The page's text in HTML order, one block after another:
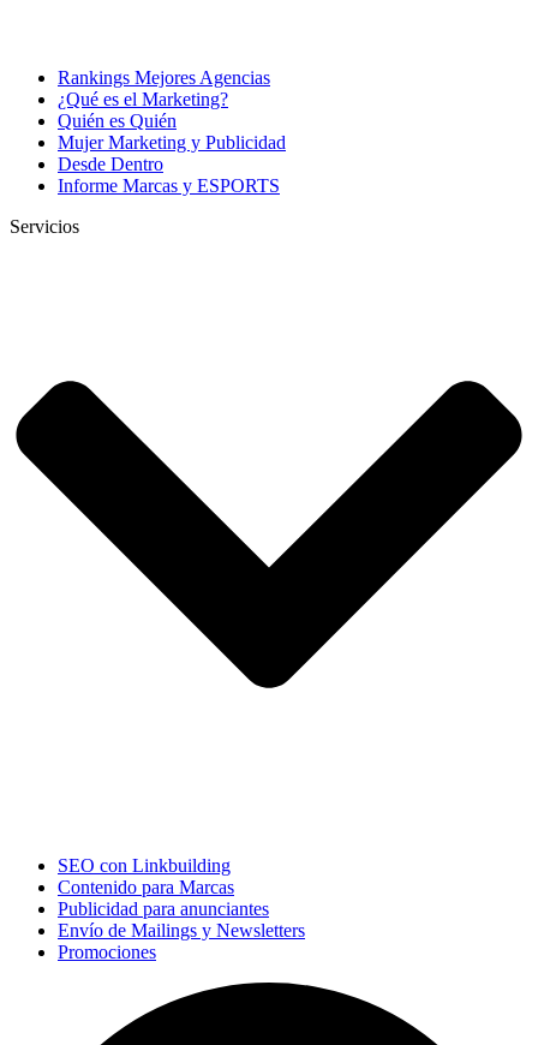
Rankings Mejores Agencias
¿Qué es el Marketing?
Quién es Quién
Mujer Marketing y Publicidad
Desde Dentro
Informe Marcas y ESPORTS
Servicios
SEO con Linkbuilding
Contenido para Marcas
Publicidad para anunciantes
Envío de Mailings y Newsletters
Promociones